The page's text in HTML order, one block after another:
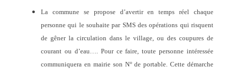
La commune se propose d’avertir en temps réel chaque
personne qui le souhaite par SMS des opérations qui risquent
de gêner la circulation dans le village, ou des coupures de
courant ou d’eau…. Pour ce faire, toute personne intéressée
communiquera en mairie son N° de portable. Cette démarche